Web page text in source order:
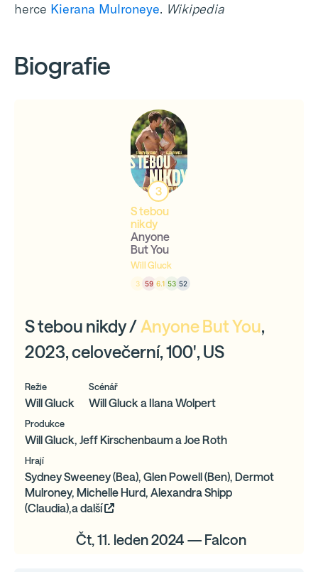
herce Kierana Mulroneye. Wikipedia
Biografie
3
S tebou
nikdy
Anyone
But You
Will Gluck
3 59 6.1 53 52
S tebou nikdy /Anyone But You,
2023, celovečerní, 100', US
Režie
Will Gluck
Scénář
Will Gluck a Ilana Wolpert
Produkce
Will Gluck, Jeff Kirschenbaum a Joe Roth
Hrají
Sydney Sweeney (Bea), Glen Powell (Ben), Dermot
Mulroney, Michelle Hurd, Alexandra Shipp
(Claudia),a další
Čt, 11. leden 2024 — Falcon